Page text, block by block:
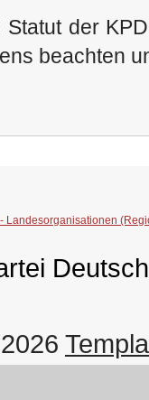
der
beachten